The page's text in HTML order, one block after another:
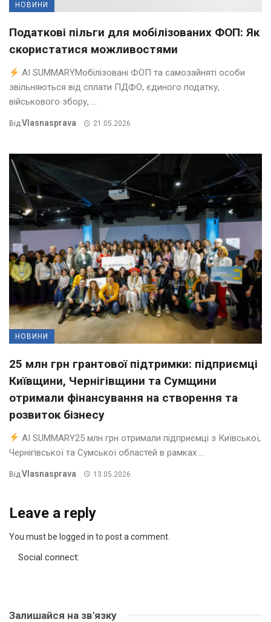
НОВИНИ
Податкові пільги для мобілізованих ФОП: Як
скористатися можливостями
AI SUMMARYМобілізовані ФОП та самозайняті особи
звільняються від сплати ПДФО, єдиного податку,
військового збору, ...
ВідVlasnasprava 21.05.2026
НОВИНИ
25 млн грн грантової підтримки: підприємці
Київщини, Чернігівщини та Сумщини
отримали фінансування на створення та
розвиток бізнесу
AI SUMMARY25 млн грн отримали підприємці з Київської,
Чернігівської та Сумської областей в рамках ...
Від Vlasnasprava 13.05.2026
Leave a reply
You must be logged in to post a comment.
Social connect:
Залишайся на зв'язку